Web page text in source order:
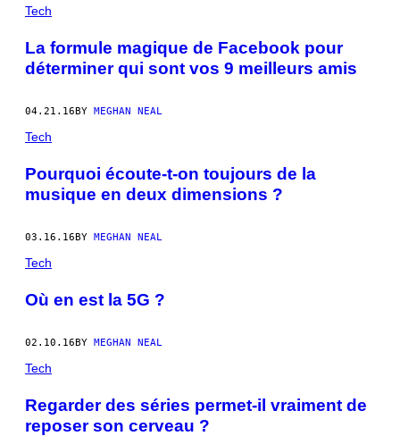
POSTS
BY
THIS
AUTHOR
Tech
La formule magique de Facebook pour
déterminer qui sont vos 9 meilleurs amis
04.21.16BY MEGHAN NEAL
Tech
Pourquoi écoute-t-on toujours de la
musique en deux dimensions ?
03.16.16BY MEGHAN NEAL
Tech
Où en est la 5G ?
02.10.16BY MEGHAN NEAL
Tech
Regarder des séries permet-il vraiment de
reposer son cerveau ?